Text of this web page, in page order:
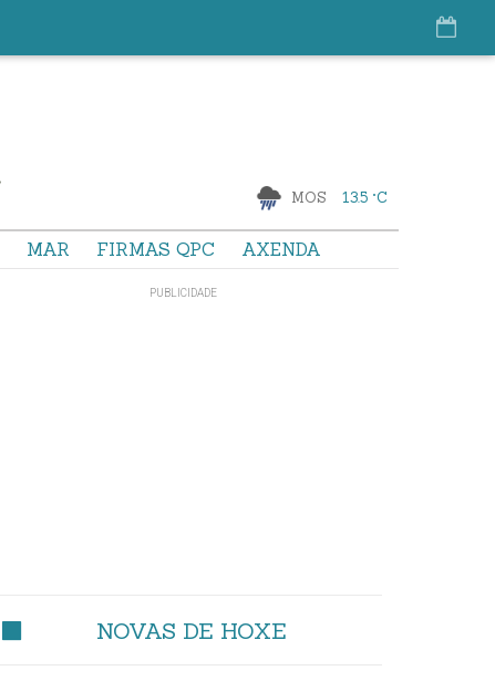
MOS 13.5 °C
MAR FIRMAS QPC AXENDA
NOVAS DE HOXE